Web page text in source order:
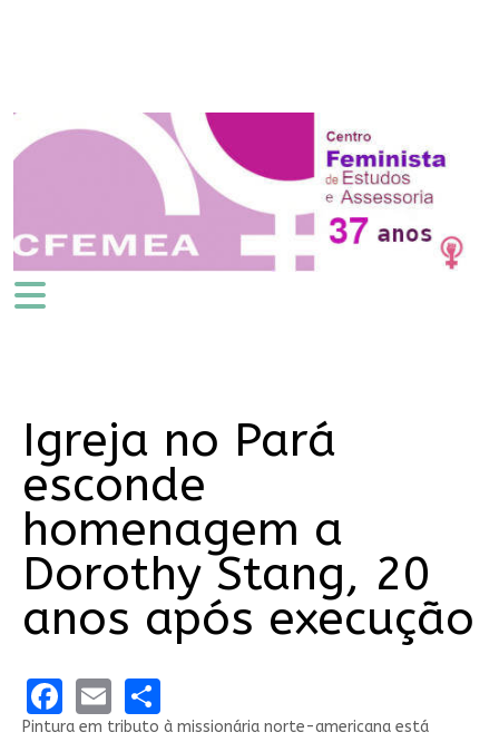
Igreja no Pará
esconde
homenagem a
Dorothy Stang, 20
anos após execução
Facebook
EmailShare
Pintura em tributo à missionária norte-americana está